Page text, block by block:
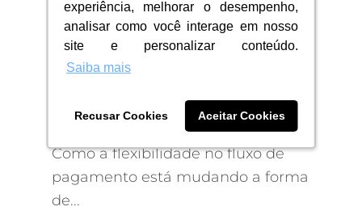
experiência, melhorar o desempenho,
analisar como você interage em nosso
site e personalizar conteúdo.
Saiba mais
Recusar Cookies Aceitar Cookies
experiência, melhorar o desempenho,
analisar como você interage em nosso
site e personalizar conteúdo.
Saiba mais
Recusar Cookies Aceitar Cookies
Como a flexibilidade no
fluxo de pagamento está
mudando a forma de
investir em imóveis
Como a flexibilidade no fluxo de
pagamento está mudando a forma
de...